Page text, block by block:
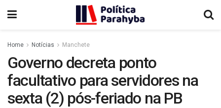
Home Notícias Manchete
Governo decreta ponto
facultativo para servidores na
sexta (2) pós-feriado na PB